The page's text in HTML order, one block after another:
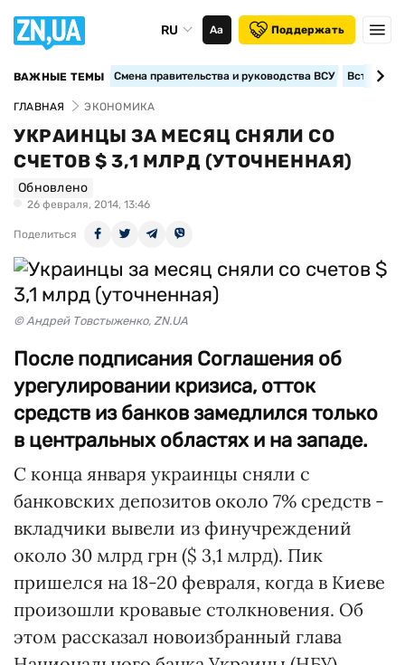
RU Аа Поддержать
ВАЖНЫЕ ТЕМЫ Смена правительства и руководства ВСУ
ГЛАВНАЯ ЭКОНОМИКА
УКРАИНЦЫ ЗА МЕСЯЦ СНЯЛИ СО
СЧЕТОВ $ 3,1 МЛРД (УТОЧНЕННАЯ)
Обновлено
26 февраля, 2014, 13:46
Поделиться
© Андрей Товстыженко, ZN.UA
После подписания Соглашения об
урегулировании кризиса, отток
средств из банков замедлился только
в центральных областях и на западе.
С конца января украинцы сняли с
банковских депозитов около 7% средств -
вкладчики вывели из финучреждений
около 30 млрд грн ($ 3,1 млрд). Пик
пришелся на 18-20 февраля, когда в Киеве
произошли кровавые столкновения. Об
этом рассказал новоизбранный глава